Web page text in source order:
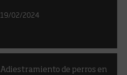
19/02/2024
Adiestramiento de perros en